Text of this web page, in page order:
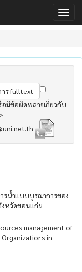
อมีข้อผิดพลาดเกี่ยวกับ
รน้ำแบบบูรณาการของ
งหวัดขอนแก่น
management of
in